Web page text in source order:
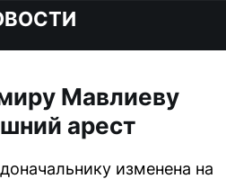
Мавлиеву
арест
изменена на